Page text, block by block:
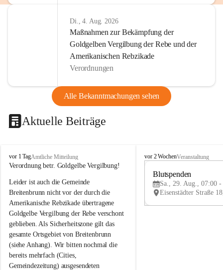
Di., 4. Aug. 2026
Maßnahmen zur Bekämpfung der
Goldgelben Vergilbung der Rebe und der
Amerikanischen Rebzikade
Verordnungen
Alle Bekanntmachungen sehen
Aktuelle Beiträge
B
r
i
t
e
n
b
r
u
n
n
a
vor 1 TagAmtliche Mitteilung
Verordnung betr. Goldgelbe Vergilbung!
Leider ist auch die Gemeinde
Breitenbrunn nicht vor der durch die
Amerikanische Rebzikade übertragene
Goldgelbe Vergilbung der Rebe verschont
geblieben. Als Sicherheitszone gilt das
gesamte Ortsgebiet von Breitenbrunn
(siehe Anhang). Wir bitten nochmal die
bereits mehrfach (Cities,
Gemeindezeitung) ausgesendeten
B
e
vor 2 WochenVeranstaltung
Blutspenden
Sa., 29. Aug., 07:00 -